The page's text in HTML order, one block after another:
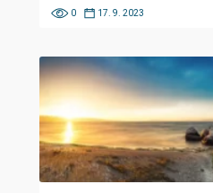
0 17. 9. 2023